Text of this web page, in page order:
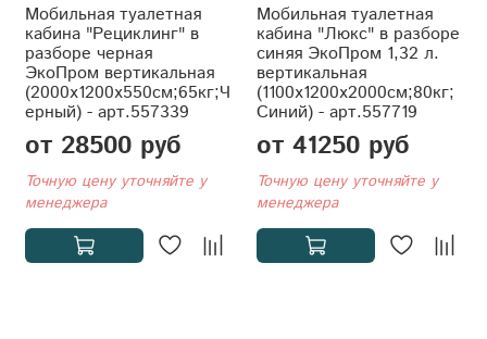
Мобильная туалетная
кабина "Рециклинг" в
разборе черная
ЭкоПром вертикальная
(2000x1200x550см;65кг;Ч
ерный) - арт.557339
от 28500 руб
Точную цену уточняйте у
менеджера
Мобильная туалетная
кабина "Люкс" в разборе
синяя ЭкоПром 1,32 л.
вертикальная
(1100x1200x2000см;80кг;
Синий) - арт.557719
от 41250 руб
Точную цену уточняйте у
менеджера